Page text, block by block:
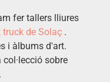
fer tallers lliures
truck de Solaç .
i àlbums d'art.
sobre